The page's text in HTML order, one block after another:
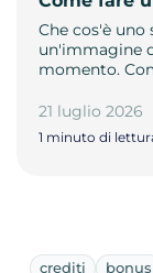
Che cos'è uno
un'immagine
momento.
21 luglio 2026
1 minuto di
crediti bonus